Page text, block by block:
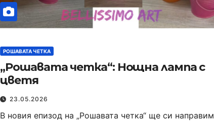
РОШАВАТА ЧЕТКА
„Рошавата четка“: Нощна лампа с
цветя
23.05.2026
В новия епизод на „Рошавата четка“ ще си направим